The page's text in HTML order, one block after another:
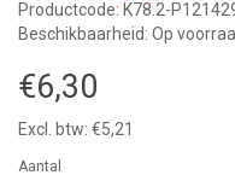
Productcode: K78.2-
Beschikbaarheid: Op
€6,30
Excl. btw: €5,21
Aantal